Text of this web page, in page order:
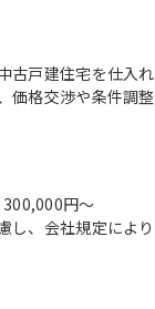
戸建住宅を仕入
価格交渉や条件調
円～
、会社規定により